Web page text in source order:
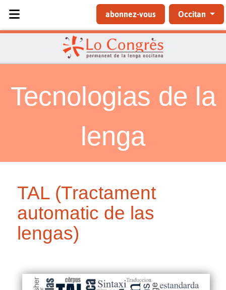
abonnez-vous Occitan
Tecnologias de la
lenga
TAL (Tractament
automatic de las
lengas)